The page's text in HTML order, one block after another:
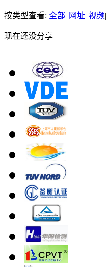
按类型查看: 全部| 网址| 视频|
现在还没分享